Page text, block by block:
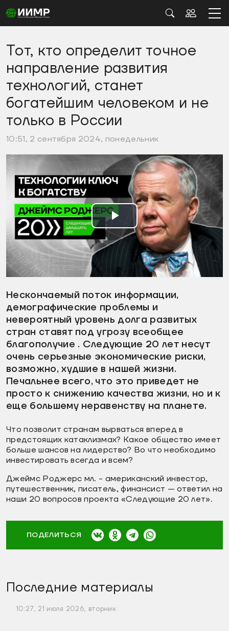
Тот, кто определит точное
направление развития
технологий, станет
богатейшим человеком и не
только в России
10:51, 2 сентября 2024, понедельник
Воспроизвести
видео
Нескончаемый поток информации,
демографические проблемы и
невероятный уровень долга развитых
стран ставят под угрозу всеобщее
благополучие . Следующие 20 лет несут
очень серьезные экономические риски,
возможно, худшие в нашей жизни.
Печальнее всего, что это приведет не
просто к снижению качества жизни, но и к
еще большему неравенству на планете.
Что позволит странам вырваться вперед в
предстоящих катаклизмах? Какое общество имеет
больше шансов на лидерство? Во что необходимо
инвестировать всегда и всем?
Джеймс Роджерс мл. - американский инвестор,
путешественник, писатель, финансист — ответил на
наши 20 вопросов проекта «Следующие 20 лет».
ПОДЕЛИТЬСЯ
Последние материалы
10:27, 21 июля 2026, вторник